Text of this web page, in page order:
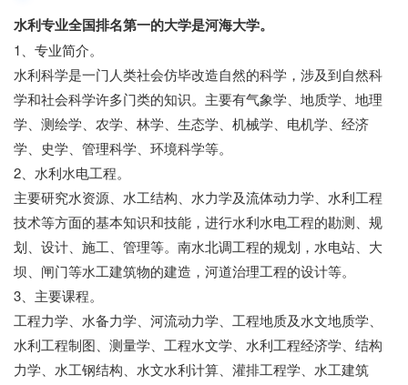
水利专业全国排名第一的大学是河海大学。
1、专业简介。
水利科学是一门人类社会仿毕改造自然的科学，涉及到自然科
学和社会科学许多门类的知识。主要有气象学、地质学、地理
学、测绘学、农学、林学、生态学、机械学、电机学、经济
学、史学、管理科学、环境科学等。
2、水利水电工程。
主要研究水资源、水工结构、水力学及流体动力学、水利工程
技术等方面的基本知识和技能，进行水利水电工程的勘测、规
划、设计、施工、管理等。南水北调工程的规划，水电站、大
坝、闸门等水工建筑物的建造，河道治理工程的设计等。
3、主要课程。
工程力学、水备力学、河流动力学、工程地质及水文地质学、
水利工程制图、测量学、工程水文学、水利工程经济学、结构
力学、水工钢结构、水文水利计算、灌排工程学、水工建筑